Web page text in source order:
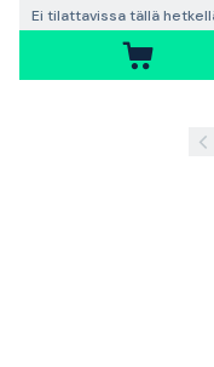
Ei tilattavissa tällä